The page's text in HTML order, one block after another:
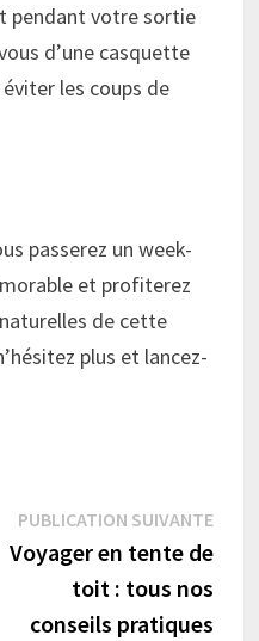
pendant votre sortie
d’une casquette
les coups de
passerez un week-
et profiterez
de cette
plus et lancez-
précédente :
PUBLICATION SUIVANTE
Voyager en tente de
toit : tous nos
conseils pratiques